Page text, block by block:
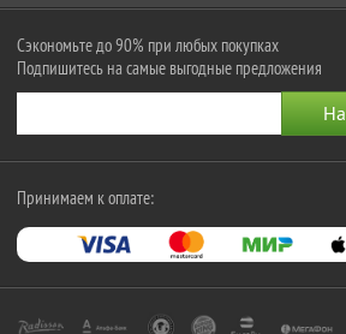
Сэкономьте до 90% при любых покупках
Подпишитесь на самые выгодные предложения
Принимаем к оплате: